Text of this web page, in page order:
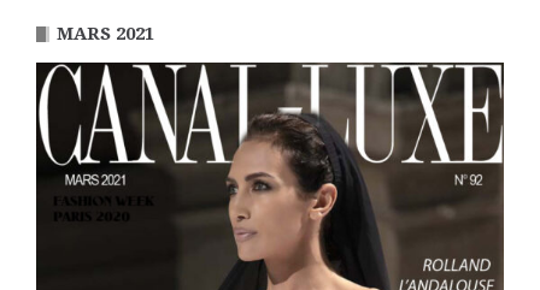
MARS 2021